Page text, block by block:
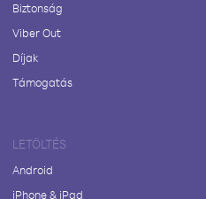
Biztonság
Viber Out
Díjak
Támogatás
LETÖLTÉS
Android
iPhone & iPad